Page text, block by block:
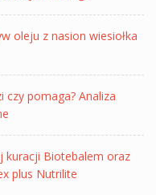
oleju z nasion wiesiołka
czy pomaga? Analiza
kuracji Biotebalem oraz
plus Nutrilite